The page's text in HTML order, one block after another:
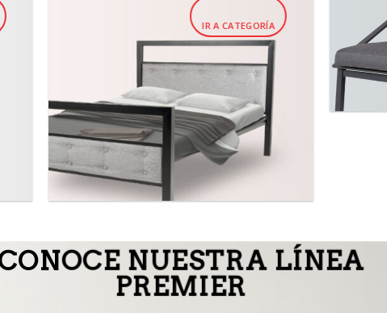
IR A CATEGORÍA
NUESTRA LÍNEA
PREMIER